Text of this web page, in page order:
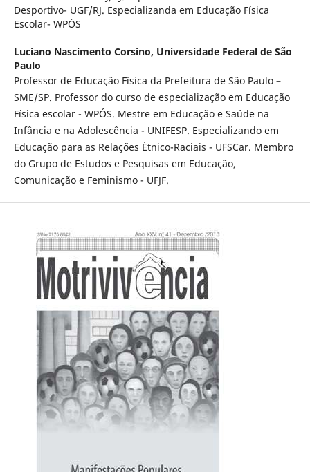
Desportivo- UGF/RJ. Especializanda em Educação Física
Escolar- WPÓS
Luciano Nascimento Corsino, Universidade Federal de São
Paulo
Professor de Educação Física da Prefeitura de São Paulo –
SME/SP. Professor do curso de especialização em Educação
Física escolar - WPÓS. Mestre em Educação e Saúde na
Infância e na Adolescência - UNIFESP. Especializando em
Educação para as Relações Étnico-Raciais - UFSCar. Membro
do Grupo de Estudos e Pesquisas em Educação,
Comunicação e Feminismo - UFJF.